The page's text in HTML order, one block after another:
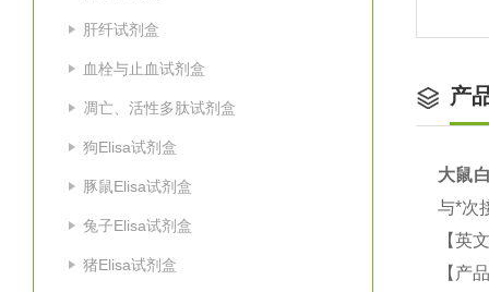
肝纤试剂盒
血栓与止血试剂盒
凋亡、活性多肽试剂盒
狗Elisa试剂盒
豚鼠Elisa试剂盒
兔子Elisa试剂盒
猪Elisa试剂盒
产
大鼠
与*次
【英
【产